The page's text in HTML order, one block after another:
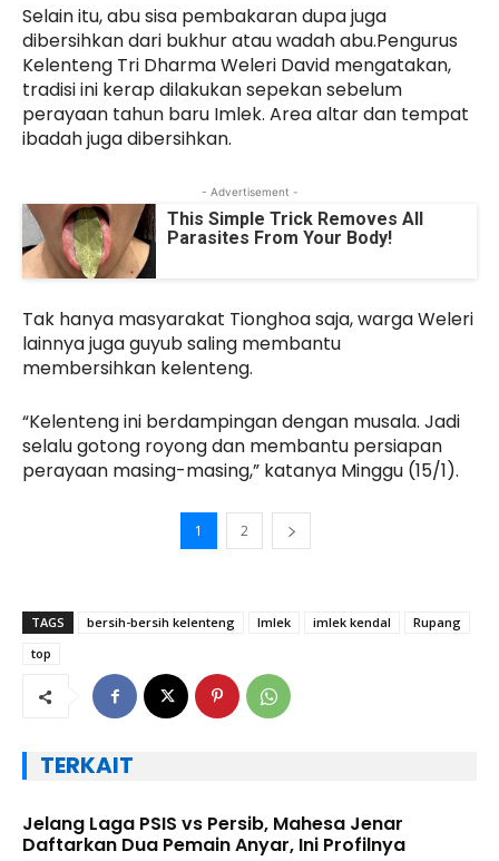
Selain itu, abu sisa pembakaran dupa juga
dibersihkan dari bukhur atau wadah abu.Pengurus
Kelenteng Tri Dharma Weleri David mengatakan,
tradisi ini kerap dilakukan sepekan sebelum
perayaan tahun baru Imlek. Area altar dan tempat
ibadah juga dibersihkan.
- Advertisement -
This Simple Trick Removes All
Parasites From Your Body!
Tak hanya masyarakat Tionghoa saja, warga Weleri
lainnya juga guyub saling membantu
membersihkan kelenteng.
“Kelenteng ini berdampingan dengan musala. Jadi
selalu gotong royong dan membantu persiapan
perayaan masing-masing,” katanya Minggu (15/1).
1 2
TAGS bersih-bersih kelenteng Imlek imlek kendal
Rupang
top
TERKAIT
Jelang Laga PSIS vs Persib, Mahesa Jenar
Daftarkan Dua Pemain Anyar, Ini Profilnya